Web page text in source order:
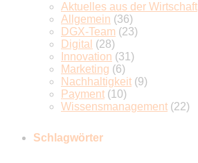
Aktuelles aus der Wirtschaft
Allgemein (36)
DGX-Team (23)
Digital (28)
Innovation (31)
Marketing (6)
Nachhaltigkeit (9)
Payment (10)
Wissensmanagement (22)
Schlagwörter